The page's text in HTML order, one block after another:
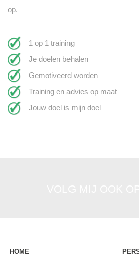
op.
1 op 1 training
Je doelen behalen
Gemotiveerd worden
Training en advies op maat
Jouw doel is mijn doel
HOME